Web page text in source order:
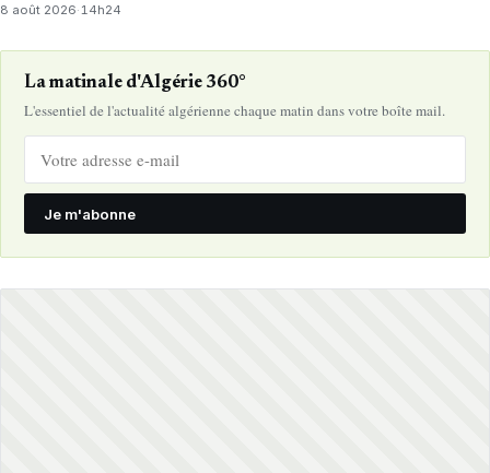
8 août 2026· 14h24
La matinale d'Algérie 360°
L'essentiel de l'actualité algérienne chaque matin dans votre boîte mail.
Je m'abonne